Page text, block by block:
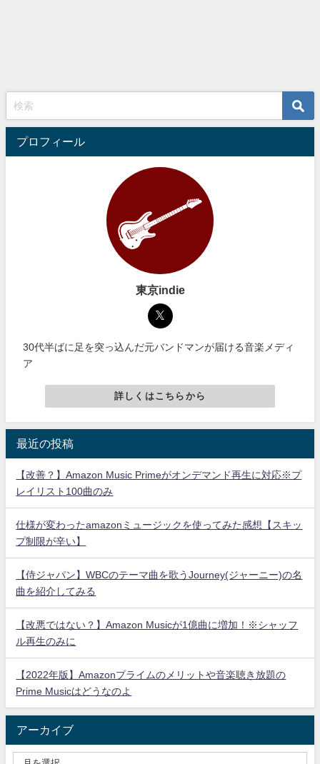
プロフィール
東京indie
30代半ばに足を突っ込んだ元バンドマンが届ける音楽メディ
ア
詳しくはこちらから
最近の投稿
【改善？】Amazon Music Primeがオンデマンド再生に対応※プ
レイリスト100曲のみ
仕様が変わったamazonミュージックを使ってみた感想【スキッ
プ制限が辛い】
【侍ジャパン】WBCのテーマ曲を歌うJourney(ジャーニー)の名
曲を紹介してみる
【改悪ではない？】Amazon Musicが1億曲に増加！※シャッフ
ル再生のみに
【2022年版】Amazonプライムのメリットや音楽聴き放題の
Prime Musicはどうなのよ
アーカイブ